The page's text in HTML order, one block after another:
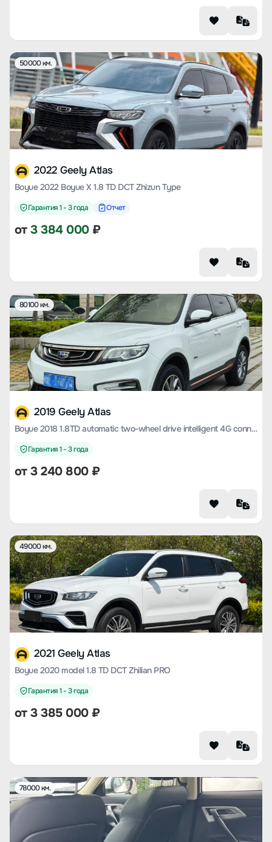
50000 км.
2022 Geely Atlas
Boyue 2022 Boyue X 1.8 TD DCT Zhizun Type
Гарантия 1 - 3 года Отчет
от3 384 000₽
80100 км.
2019 Geely Atlas
Boyue 2018 1.8TD automatic two-wheel drive intelligent 4G connected version
Гарантия 1 - 3 года
от3 240 800₽
49000 км.
2021 Geely Atlas
Boyue 2020 model 1.8 TD DCT Zhilian PRO
Гарантия 1 - 3 года
от3 385 000₽
78000 км.